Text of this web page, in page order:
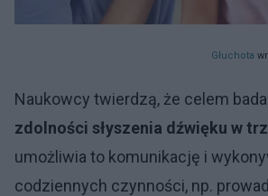
Głuchota
Naukowcy twierdzą, że celem
zdolności słyszenia dźwięku w
umożliwia to komunikację i
codziennych czynności, np.